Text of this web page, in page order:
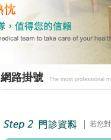
網路掛號 The most professional
若您